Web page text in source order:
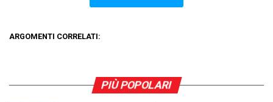
ARGOMENTI CORRELATI:
PIÙ POPOLARI